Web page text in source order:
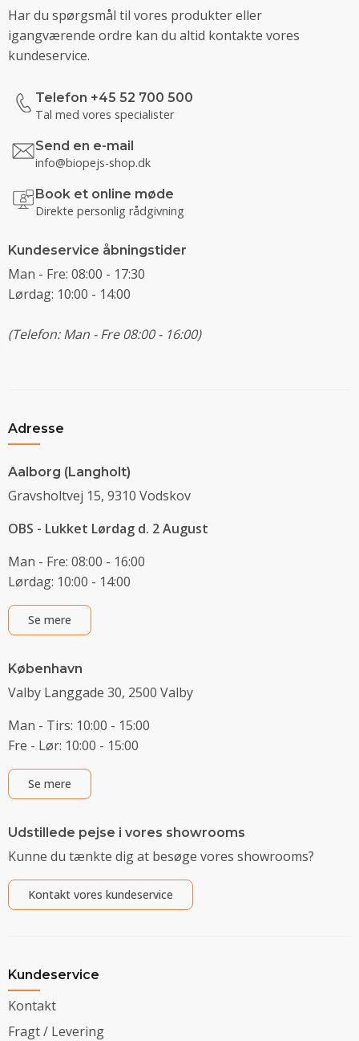
Har du spørgsmål til vores produkter eller
igangværende ordre kan du altid kontakte vores
kundeservice.
Telefon +45 52 700 500
Tal med vores specialister
Send en e-mail
info@biopejs-shop.dk
Book et online møde
Direkte personlig rådgivning
Kundeservice åbningstider
Man - Fre: 08:00 - 17:30
Lørdag: 10:00 - 14:00
(Telefon: Man - Fre 08:00 - 16:00)
Adresse
Aalborg (Langholt)
Gravsholtvej 15, 9310 Vodskov
OBS - Lukket Lørdag d. 2 August
Man - Fre: 08:00 - 16:00
Lørdag: 10:00 - 14:00
Se mere
København
Valby Langgade 30, 2500 Valby
Man - Tirs: 10:00 - 15:00
Fre - Lør: 10:00 - 15:00
Se mere
Udstillede pejse i vores showrooms
Kunne du tænkte dig at besøge vores showrooms?
Kontakt vores kundeservice
Kundeservice
Kontakt
Fragt / Levering